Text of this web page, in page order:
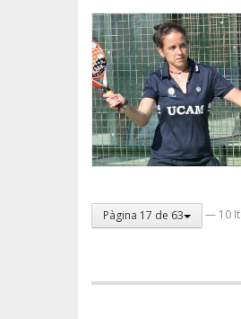
Pàgina 17 de 63 — 10